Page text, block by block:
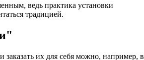
ведь практика установки
традицией.
и заказать их для себя можно, например, в